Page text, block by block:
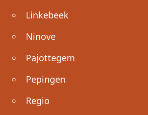
Linkebeek
Ninove
Pajottegem
Pepingen
Regio